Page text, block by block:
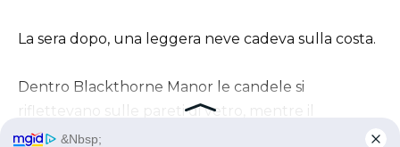
La sera dopo, una leggera neve cadeva sulla costa.
Dentro Blackthorne Manor le candele si
riflettevano sulle pareti di vetro, mentre il
personale portava vassoi di champagne e brasato